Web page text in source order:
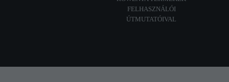
FELHASZNÁLÓI
ÚTMUTATÓIVAL